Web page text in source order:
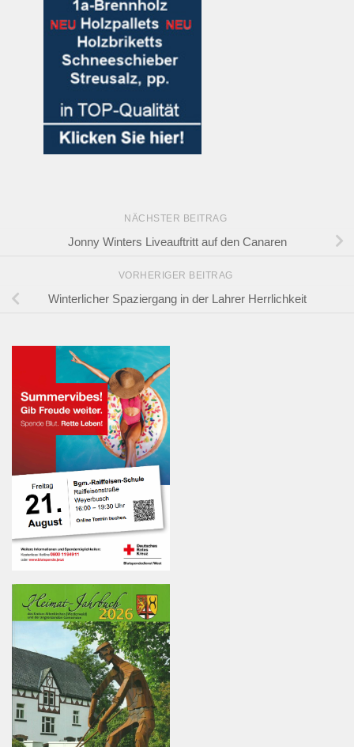
NÄCHSTER BEITRAG
Jonny Winters Liveauftritt auf den Canaren
VORHERIGER BEITRAG
Winterlicher Spaziergang in der Lahrer Herrlichkeit